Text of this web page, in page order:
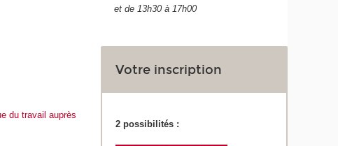
du travail auprès
et de 13h30 à 17h00
Votre inscription
2 possibilités :